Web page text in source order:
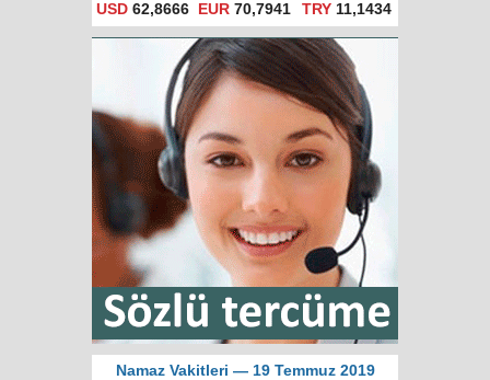
USD 62,8666 EUR 70,7941 TRY 11,1434
Namaz Vakitleri — 19 Temmuz 2019